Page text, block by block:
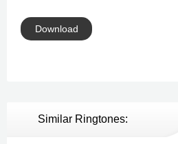
Download
Similar Ringtones: